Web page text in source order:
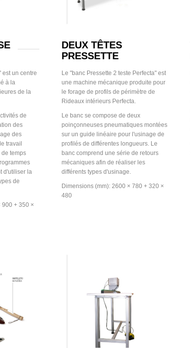
est un centre
à la
de la
de
des
des
travail
temps
d'utiliser la
de
900 + 350 ×
DEUX TÊTES
PRESSETTE
Le "banc Pressette 2 teste Perfecta" est
une machine mécanique produite pour
le forage de profils de périmètre de
Rideaux intérieurs Perfecta.
Le banc se compose de deux
poinçonneuses pneumatiques montées
sur un guide linéaire pour l'usinage de
profilés de différentes longueurs. Le
banc comprend une série de retours
mécaniques afin de réaliser les
différents types d'usinage.
Dimensions (mm): 2600 × 780 + 320 ×
480